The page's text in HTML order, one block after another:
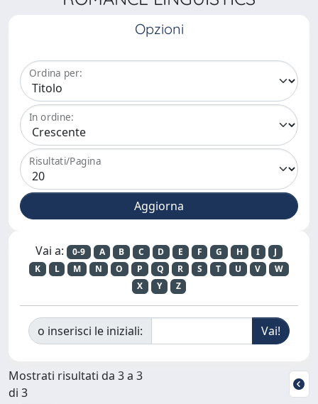
Opzioni
Ordina per:
In ordine:
Risultati/Pagina
Vai a: 0-9 A B C D E F G H I
J
K
L M N O P Q R S T U V
W
X
Y Z
o inserisci le iniziali:
Mostrati risultati da 3 a 3
di 3